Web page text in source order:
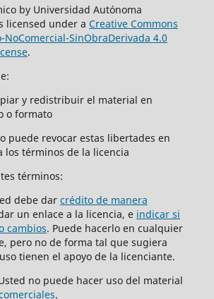
by Universidad Autónoma
licensed under a Creative Commons
NoComercial-SinObraDerivada 4.0
.
y redistribuir el material en
o formato
puede revocar estas libertades en
los términos de la licencia
términos:
debe dar crédito de manera
un enlace a la licencia, e indicar si
cambios. Puede hacerlo en cualquier
pero no de forma tal que sugiera
tienen el apoyo de la licenciante.
no puede hacer uso del material
.